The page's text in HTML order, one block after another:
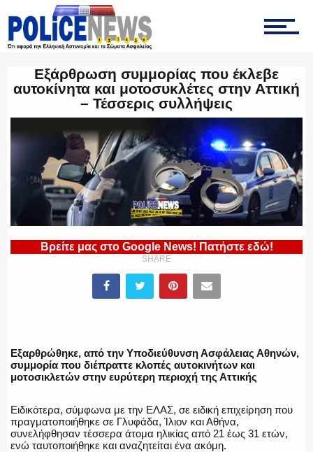
Εξάρθρωση συμμορίας που έκλεβε
αυτοκίνητα και μοτοσυκλέτες στην Αττική
– Τέσσερις συλλήψεις
Βρείτε μας στο Google News! Πατήστε εδώ!
SHARE
Εξαρθρώθηκε, από την Υποδιεύθυνση Ασφάλειας Αθηνών,
συμμορία που διέπραττε κλοπές αυτοκινήτων και
μοτοσικλετών στην ευρύτερη περιοχή της Αττικής
Ειδικότερα, σύμφωνα με την ΕΛΑΣ, σε ειδική επιχείρηση που
πραγματοποιήθηκε σε Γλυφάδα, Ίλιον και Αθήνα,
συνελήφθησαν τέσσερα άτομα ηλικίας από 21 έως 31 ετών,
ενώ ταυτοποιήθηκε και αναζητείται ένα ακόμη.